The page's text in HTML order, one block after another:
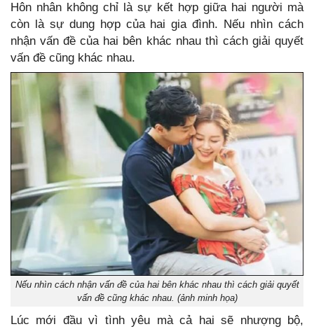
Hôn nhân không chỉ là sự kết hợp giữa hai người mà
còn là sự dung hợp của hai gia đình. Nếu nhìn cách
nhận vấn đề của hai bên khác nhau thì cách giải quyết
vấn đề cũng khác nhau.
Nếu nhìn cách nhận vấn đề của hai bên khác nhau thì cách giải quyết
vấn đề cũng khác nhau. (ảnh minh họa)
Lúc mới đầu vì tình yêu mà cả hai sẽ nhượng bộ,